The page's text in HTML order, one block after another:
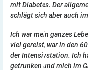
mit Diabetes. Der
schlägt sich aber auch
Ich war mein ganzes
viel gereist, war in den
der Intensivstation. Ich
getrunken und mich im